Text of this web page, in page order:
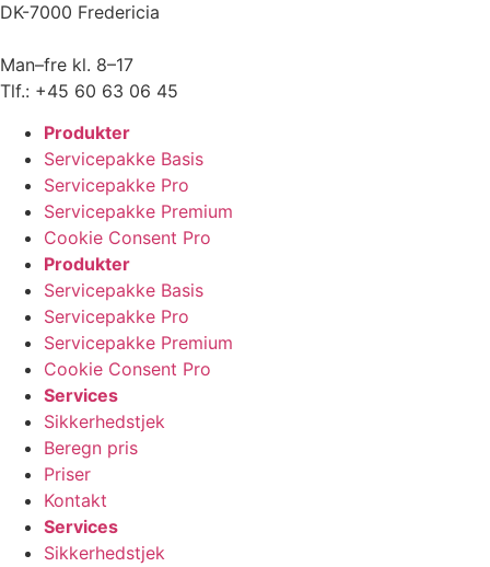
DK-7000 Fredericia
Man–fre kl. 8–17
Tlf.: +45 60 63 06 45
Produkter
Servicepakke Basis
Servicepakke Pro
Servicepakke Premium
Cookie Consent Pro
Produkter
Servicepakke Basis
Servicepakke Pro
Servicepakke Premium
Cookie Consent Pro
Services
Sikkerhedstjek
Beregn pris
Priser
Kontakt
Services
Sikkerhedstjek